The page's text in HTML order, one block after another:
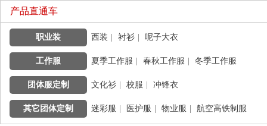
产品直通车
职业装 西装 | 衬衫 | 呢子大衣
工作服 夏季工作服 | 春秋工作服 | 冬季工作服
团体服定制 文化衫 | 校服 | 冲锋衣
其它团体定制 迷彩服 | 医护服 | 物业服 | 航空高铁制服